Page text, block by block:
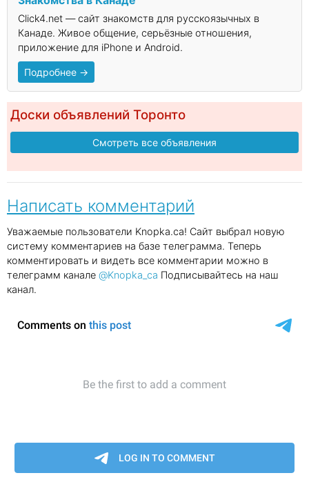
Click4.net — сайт знакомств для русскоязычных в
Канаде. Живое общение, серьёзные отношения,
приложение для iPhone и Android.
Подробнее →
Доски объявлений Торонто
Смотреть все объявления
Написать комментарий
Уважаемые пользователи Knopka.ca! Сайт выбрал новую
систему комментариев на базе телеграмма. Теперь
комментировать и видеть все комментарии можно в
телеграмм канале @Knopka_ca Подписывайтесь на наш
канал.